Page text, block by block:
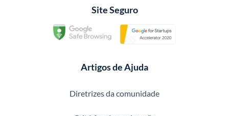
Site Seguro
Artigos de Ajuda
Diretrizes da comunidade